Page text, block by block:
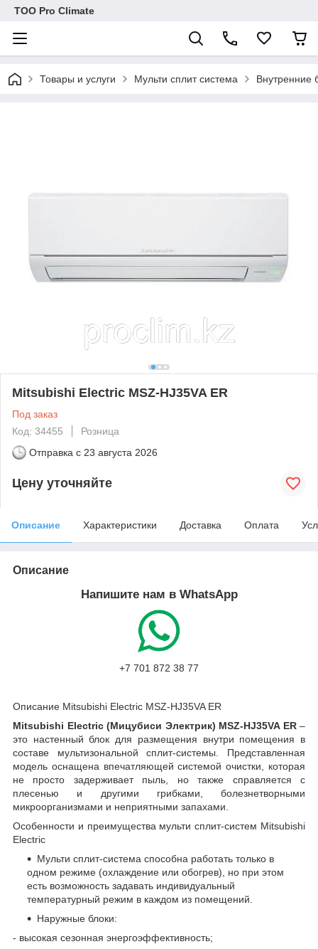
ТОО Pro Climate
Товары и услуги Мульти сплит система Внутренние
Mitsubishi Electric MSZ-HJ35VA ER
Под заказ
Код: 34455
Розница
Отправка с 23 августа 2026
Цену уточняйте
Описание Характеристики Доставка Оплата
Описание
Напишите нам в WhatsApp
+7 701 872 38 77
Описание Mitsubishi Electric MSZ-HJ35VA ER
Mitsubishi Electric (Мицубиси Электрик) MSZ-HJ35VA ER–
это настенный блок для размещения внутри помещения в
составе мультизональной сплит-системы. Представленная
модель оснащена впечатляющей системой очистки, которая
не просто задерживает пыль, но также справляется с
плесенью и другими грибками, болезнетворными
микроорганизмами и неприятными запахами.
Особенности и преимущества мульти сплит-систем Mitsubishi
Electric
Мульти сплит-система способна работать только в
одном режиме (охлаждение или обогрев), но при этом
есть возможность задавать индивидуальный
температурный режим в каждом из помещений.
Наружные блоки:
- высокая сезонная энергоэффективность;